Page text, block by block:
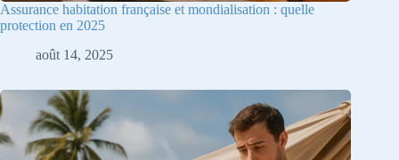
Assurance habitation française et mondialisation : quelle
protection en 2025
août 14, 2025